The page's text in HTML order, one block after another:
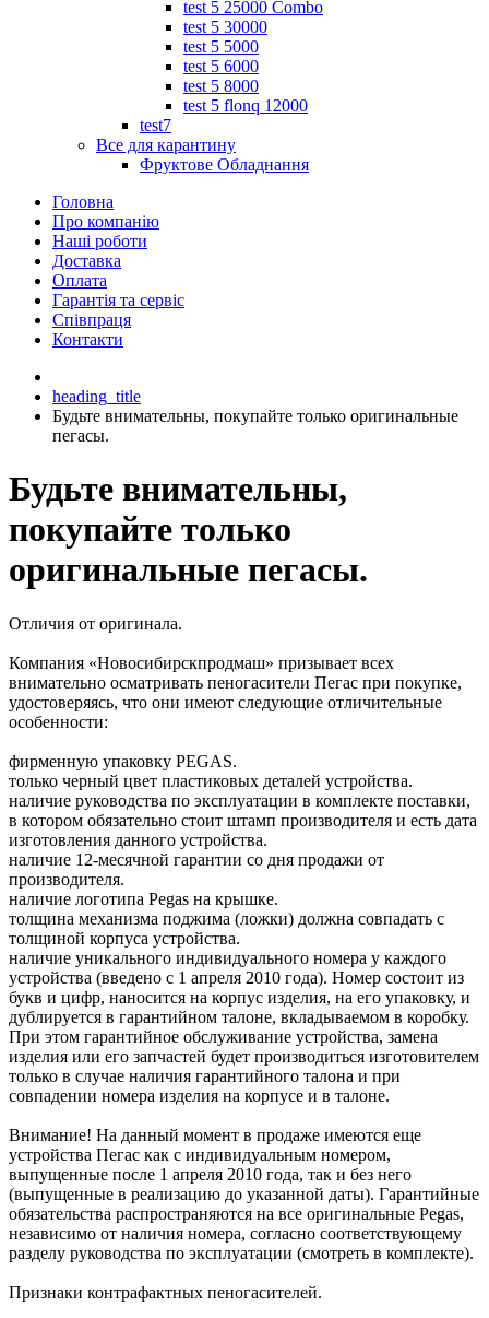
test 5 25000 Combo
test 5 30000
test 5 5000
test 5 6000
test 5 8000
test 5 flonq 12000
test7
Все для карантину
Фруктове Обладнання
Головна
Про компанію
Наші роботи
Доставка
Оплата
Гарантія та сервіс
Співпраця
Контакти
heading_title
Будьте внимательны, покупайте только оригинальные
пегасы.
Будьте внимательны,
покупайте только
оригинальные пегасы.
Отличия от оригинала.
Компания «Новосибирскпродмаш» призывает всех
внимательно осматривать пеногасители Пегас при покупке,
удостоверяясь, что они имеют следующие отличительные
особенности:
фирменную упаковку PEGAS.
только черный цвет пластиковых деталей устройства.
наличие руководства по эксплуатации в комплекте поставки,
в котором обязательно стоит штамп производителя и есть дата
изготовления данного устройства.
наличие 12-месячной гарантии со дня продажи от
производителя.
наличие логотипа Pegas на крышке.
толщина механизма поджима (ложки) должна совпадать с
толщиной корпуса устройства.
наличие уникального индивидуального номера у каждого
устройства (введено с 1 апреля 2010 года). Номер состоит из
букв и цифр, наносится на корпус изделия, на его упаковку, и
дублируется в гарантийном талоне, вкладываемом в коробку.
При этом гарантийное обслуживание устройства, замена
изделия или его запчастей будет производиться изготовителем
только в случае наличия гарантийного талона и при
совпадении номера изделия на корпусе и в талоне.
Внимание! На данный момент в продаже имеются еще
устройства Пегас как с индивидуальным номером,
выпущенные после 1 апреля 2010 года, так и без него
(выпущенные в реализацию до указанной даты). Гарантийные
обязательства распространяются на все оригинальные Pegas,
независимо от наличия номера, согласно соответствующему
разделу руководства по эксплуатации (смотреть в комплекте).
Признаки контрафактных пеногасителей.